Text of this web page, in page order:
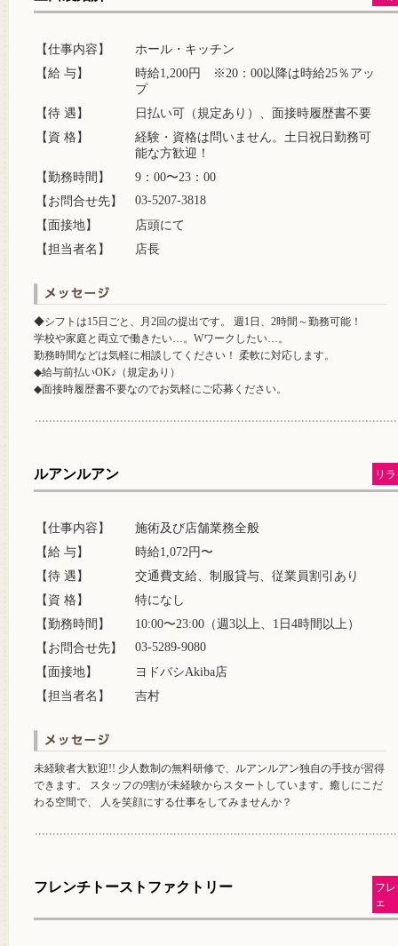
【仕事内容】
ホール・キッチン
【給 与】
時給1,200円 ※20：00以降は時給25％アッ
プ
【待 遇】
日払い可（規定あり）、面接時履歴書不要
【資 格】
経験・資格は問いません。土日祝日勤務可
能な方歓迎！
【勤務時間】
9：00〜23：00
【お問合せ先】
03-5207-3818
【面接地】
店頭にて
【担当者名】
店長
◆シフトは15日ごと、月2回の提出です。 週1日、2時間～勤務可能！
学校や家庭と両立で働きたい…。Wワークしたい…。
勤務時間などは気軽に相談してください！ 柔軟に対応します。
◆給与前払いOK♪（規定あり）
◆面接時履歴書不要なのでお気軽にご応募ください。
ルアンルアン リ
【仕事内容】
施術及び店舗業務全般
【給 与】
時給1,072円〜
【待 遇】
交通費支給、制服貸与、従業員割引あり
【資 格】
特になし
【勤務時間】
10:00〜23:00（週3以上、1日4時間以上）
【お問合せ先】
03-5289-9080
【面接地】
ヨドバシAkiba店
【担当者名】
吉村
未経験者大歓迎!! 少人数制の無料研修で、ルアンルアン独自の手技が習得
できます。 スタッフの9割が未経験からスタートしています。癒しにこだ
わる空間で、 人を笑顔にする仕事をしてみませんか？
フレンチトーストファクトリー
フ
ェ